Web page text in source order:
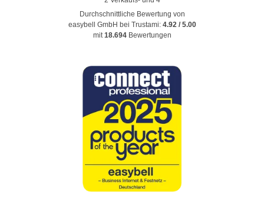
Durchschnittliche Bewertung von
easybell GmbH bei Trustami: 4.92/ 5.00
mit18.694 Bewertungen